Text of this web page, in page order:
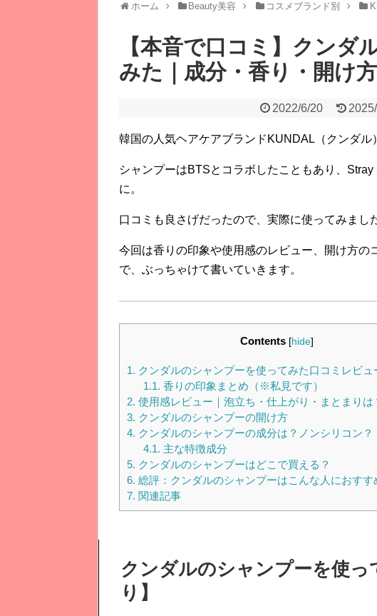
ホーム Beauty美容 コスメブランド別
【本音で口コミ】クンダ
みた｜成分・香り・開け
2022/6/20
韓国の人気ヘアケアブランドKUNDAL（クンダル
シャンプーはBTSとコラボしたこともあり、
に。
口コミも良さげだったので、実際に使ってみまし
今回は香りの印象や使用感のレビュー、開け方の
で、 ぶっちゃけて書いていきます。
Contents [hide]
1. クンダルのシャンプーを使ってみた口コミレビュ
1.1. 香りの印象まとめ（※私見です）
2. 使用感レビュー｜泡立ち・仕上がり・まとまりは
3. クンダルのシャンプーの開け方
4. クンダルのシャンプーの成分は？ノンシリコン？
4.1. 主な特徴成分
5. クンダルのシャンプーはどこで買える？
6. 総評：クンダルのシャンプーはこんな人におすす
7. 関連記事
クンダルのシャンプーを使
り】